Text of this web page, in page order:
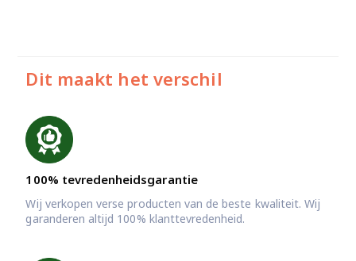
Dit maakt het verschil
100% tevredenheidsgarantie
Wij verkopen verse producten van de beste kwaliteit. Wij
garanderen altijd 100% klanttevredenheid.